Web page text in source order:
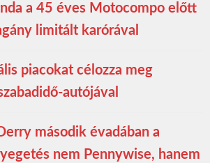
a 45 éves Motocompo előtt
limitált karórával
piacokat célozza meg
autójával
második évadában a
nem Pennywise, hanem